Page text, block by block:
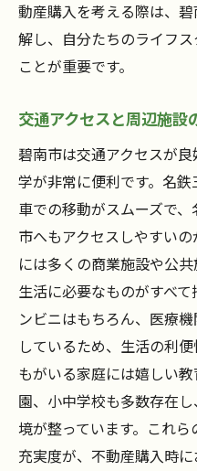
動産購入を考える際は、
解し、自分たちのライフ
ことが重要です。
交通アクセスと周辺施設
碧南市は交通アクセスが
学が非常に便利です。名
車での移動がスムーズで
市へもアクセスしやすい
には多くの商業施設や公
生活に必要なものがすべ
ンビニはもちろん、医療
しているため、生活の利
もがいる家庭には嬉しい
園、小中学校も多数存在
境が整っています。これ
充実度が、不動産購入時